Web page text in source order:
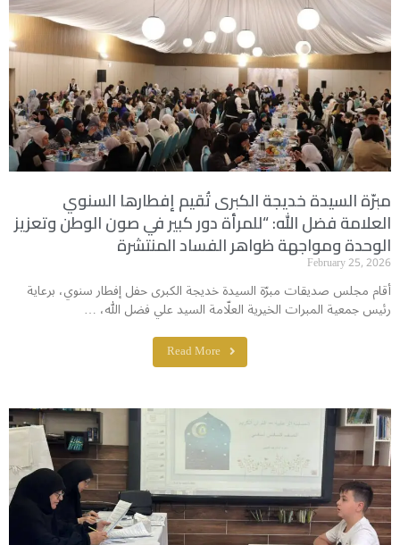
مبرّة السيدة خديجة الكبرى تُقيم إفطارها السنوي
العلامة فضل الله: “للمرأة دور كبير في صون الوطن وتعزيز
الوحدة ومواجهة ظواهر الفساد المنتشرة
February 25, 2026
أقام مجلس صديقات مبرّة السيدة خديجة الكبرى حفل إفطار سنوي، برعاية
رئيس جمعية المبرات الخيرية العلّامة السيد علي فضل الله، …
Read More